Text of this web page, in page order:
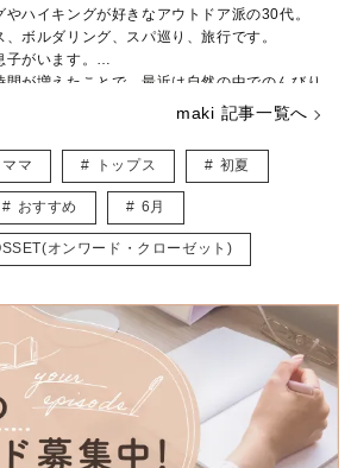
ハイキングが好きなアウトドア派の30代。
ボルダリング、スパ巡り、旅行です。
がいます。
が増えたことで、最近は自然の中でのんびり
います。
やGU、しまむらなどのプチプラアイテムを取
紹介していきます。
maki 記事一覧へ
ママ トップス 初夏
おすすめ 6月
オンワード・クローゼット)